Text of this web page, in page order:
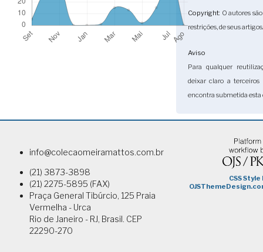
Copyright: O autores
restrições, de seus artigos.
Aviso
Para qualquer
deixar claro a
encontra submetida esta
info@colecaomeiramattos.com.br
(21) 3873-3898
(21) 2275-5895 (FAX)
Praça General Tibúrcio, 125 Praia
Vermelha - Urca
Rio de Janeiro - RJ, Brasil. CEP
22290-270